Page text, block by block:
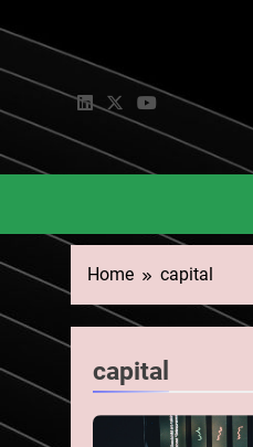
to
content
Home capital
capital